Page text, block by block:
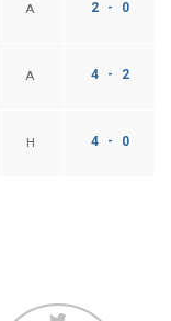
A 2 - 0
A 4 - 2
H 4 - 0